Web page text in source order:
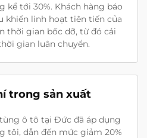
kể tới 30%. Khách hàng báo
khiển linh hoạt tiên tiến của
thời gian bốc dỡ, từ đó cải
gian luân chuyển.
trong sản xuất
ô tô tại Đức đã áp dụng
tôi, dẫn đến mức giảm 20%